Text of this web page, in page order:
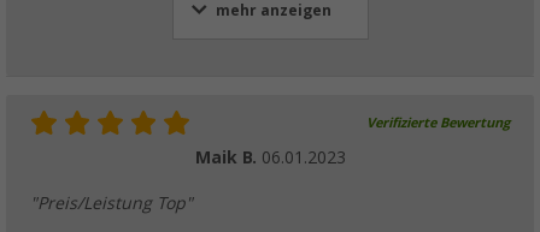
mehr anzeigen
Verifizierte Bewertung
Maik B. 06.01.2023
"Preis/Leistung Top"